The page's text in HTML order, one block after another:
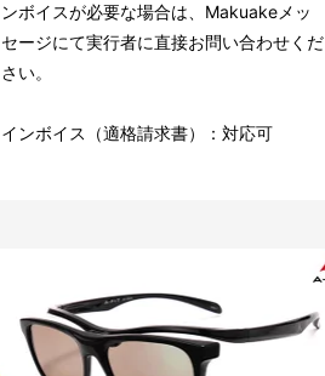
ンボイスが必要な場合は、Makuakeメッ
セージにて実行者に直接お問い合わせくだ
さい。
インボイス（適格請求書）：対応可